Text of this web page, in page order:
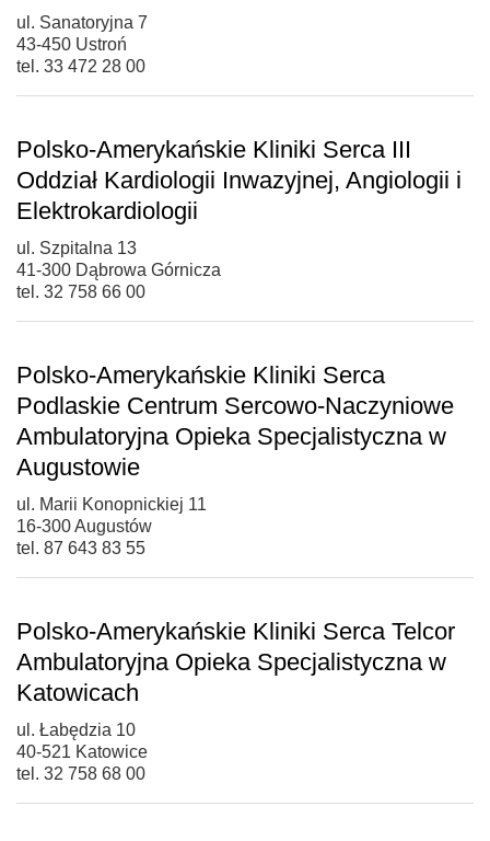
ul. Sanatoryjna 7
43-450 Ustroń
tel. 33 472 28 00
Polsko-Amerykańskie Kliniki Serca III
Oddział Kardiologii Inwazyjnej, Angiologii i
Elektrokardiologii
ul. Szpitalna 13
41-300 Dąbrowa Górnicza
tel. 32 758 66 00
Polsko-Amerykańskie Kliniki Serca
Podlaskie Centrum Sercowo-Naczyniowe
Ambulatoryjna Opieka Specjalistyczna w
Augustowie
ul. Marii Konopnickiej 11
16-300 Augustów
tel. 87 643 83 55
Polsko-Amerykańskie Kliniki Serca Telcor
Ambulatoryjna Opieka Specjalistyczna w
Katowicach
ul. Łabędzia 10
40-521 Katowice
tel. 32 758 68 00